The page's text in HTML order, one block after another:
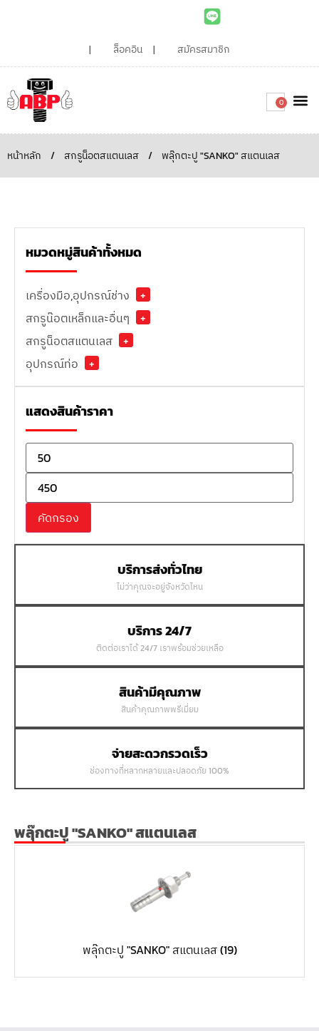
ล็อคอิน สมัครสมาชิก
0
หน้าหลัก / สกรูน็อตสแตนเลส / พลุ๊กตะปู "SANKO" สแตนเลส
หมวดหมู่สินค้าทั้งหมด
เครื่องมือ,อุปกรณ์ช่าง
+
สกรูน๊อตเหล็กและอื่นๆ
+
สกรูน็อตสแตนเลส
+
อุปกรณ์ท่อ
+
แสดงสินค้าราคา
คัดกรอง
บริการส่งทั่วไทย
ไม่ว่าคุณจะอยู่จังหวัดไหน
บริการ 24/7
ติดต่อเราได้ 24/7 เราพร้อมช่วยเหลือ
สินค้ามีคุณภาพ
สินค้าคุณภาพพรีเมี่ยม
จ่ายสะดวกรวดเร็ว
ช่องทางที่หลากหลายและปลอดภัย 100%
พลุ๊กตะปู "SANKO" สแตนเลส
พลุ๊กตะปู "SANKO" สแตนเลส(19)